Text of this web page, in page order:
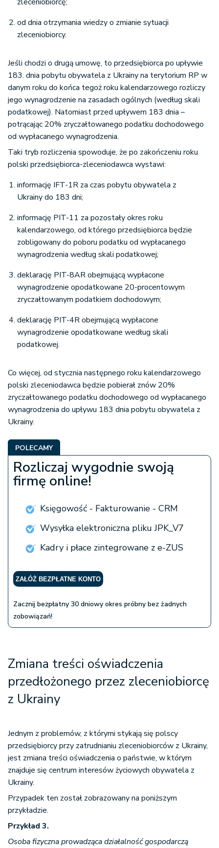
od dnia otrzymania wiedzy o zmianie sytuacji
zleceniobiorcy.
Jeśli chodzi o drugą umowę, to przedsiębiorca po upływie
183. dnia pobytu obywatela z Ukrainy na terytorium RP w
danym roku do końca tegoż roku kalendarzowego rozliczy
jego wynagrodzenie na zasadach ogólnych (według skali
podatkowej). Natomiast przed upływem 183 dnia –
potrącając 20% zryczałtowanego podatku dochodowego
od wypłacanego wynagrodzenia.
Taki tryb rozliczenia spowoduje, że po zakończeniu roku
polski przedsiębiorca-zleceniodawca wystawi:
informację IFT-1R za czas pobytu obywatela z
Ukrainy do 183 dni;
informację PIT-11 za pozostały okres roku
kalendarzowego, od którego przedsiębiorca będzie
zobligowany do poboru podatku od wypłacanego
wynagrodzenia według skali podatkowej;
deklarację PIT-8AR obejmującą wypłacone
wynagrodzenie opodatkowane 20-procentowym
zryczałtowanym podatkiem dochodowym;
deklarację PIT-4R obejmującą wypłacone
wynagrodzenie opodatkowane według skali
podatkowej.
Co więcej, od stycznia następnego roku kalendarzowego
polski zleceniodawca będzie pobierał znów 20%
zryczałtowanego podatku dochodowego od wypłacanego
wynagrodzenia do upływu 183 dnia pobytu obywatela z
Ukrainy.
POLECAMY
Rozliczaj wygodnie swoją
firmę online!
Księgowość - Fakturowanie - CRM
Wysyłka elektroniczna pliku JPK_V7
Kadry i płace zintegrowane z e-ZUS
ZAŁÓŻ BEZPŁATNE KONTO
Zacznij bezpłatny 30 dniowy okres próbny bez żadnych
zobowiązań!
Zmiana treści oświadczenia
przedłożonego przez zleceniobiorcę
z Ukrainy
Jednym z problemów, z którymi stykają się polscy
przedsiębiorcy przy zatrudnianiu zleceniobiorców z Ukrainy,
jest zmiana treści oświadczenia o państwie, w którym
znajduje się centrum interesów życiowych obywatela z
Ukrainy.
Przypadek ten został zobrazowany na poniższym
przykładzie.
Przykład 3.
Osoba fizyczna prowadząca działalność gospodarczą